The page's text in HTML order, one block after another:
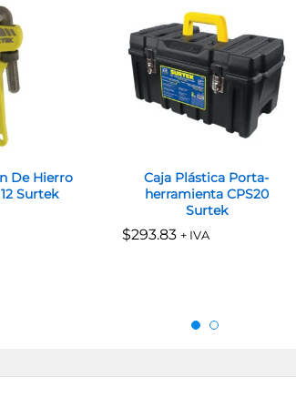
De Hierro
Surtek
Caja Plástica Porta-
herramienta CPS20
Surtek
$293.83 + IVA
$293.83